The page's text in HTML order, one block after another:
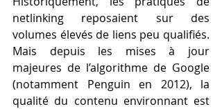
netlinking reposaient sur des
volumes élevés de liens peu qualifiés.
Mais depuis les mises à jour
majeures de l’algorithme de Google
(notamment Penguin en 2012), la
qualité du contenu environnant est